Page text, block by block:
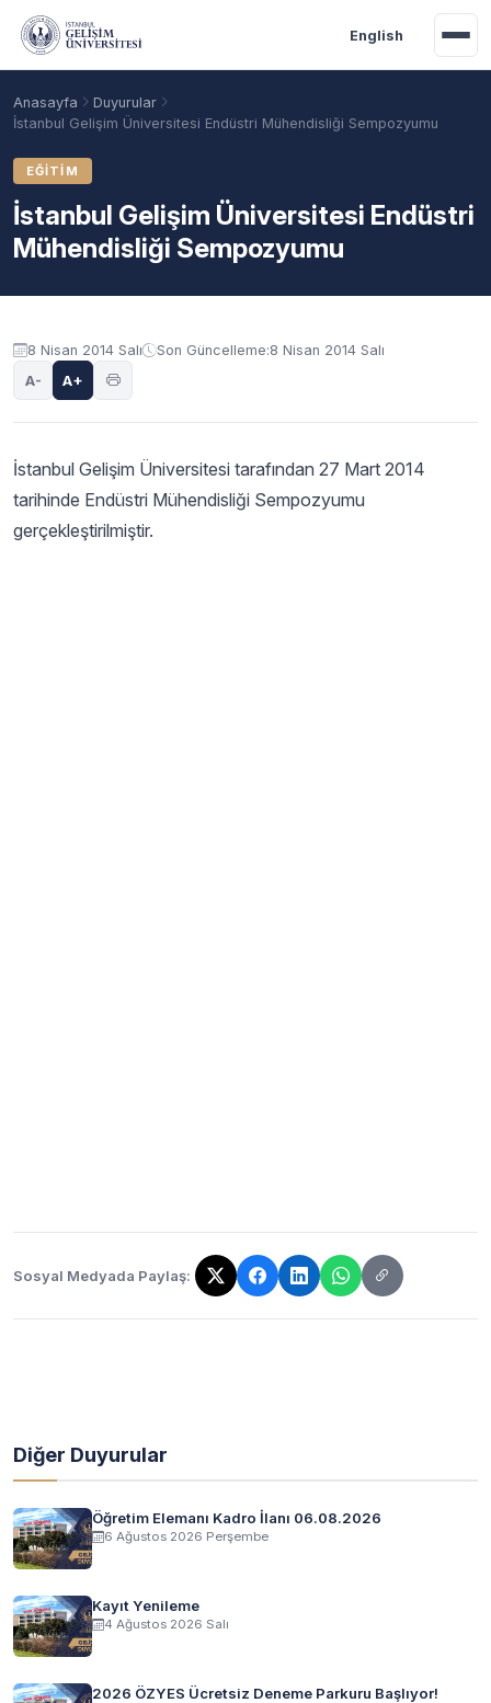
Ana içeriğe geç
English
Akademik Takvim
Anasayfa
Duyurular
İstanbul Gelişim Üniversitesi Endüstri Mühendisliği Sempozyumu
EĞITIM
İstanbul Gelişim Üniversitesi Endüstri
Mühendisliği Sempozyumu
Duyuru içeriği
8 Nisan 2014 Salı Son Güncelleme:8 Nisan 2014 Salı
A- A+
İstanbul Gelişim Üniversitesi tarafından 27 Mart 2014
tarihinde Endüstri Mühendisliği Sempozyumu
gerçekleştirilmiştir.
Sosyal Medyada Paylaş:
Bağlantı kopyalandı!
Diğer Duyurular
Öğretim Elemanı Kadro İlanı 06.08.2026
6 Ağustos 2026 Perşembe
Kayıt Yenileme
4 Ağustos 2026 Salı
2026 ÖZYES Ücretsiz Deneme Parkuru Başlıyor!